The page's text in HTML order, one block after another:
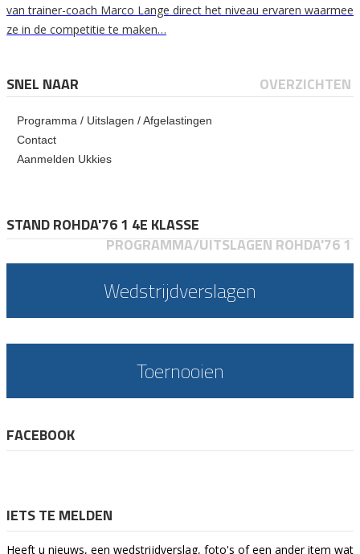
van trainer-coach Marco Lange direct het niveau ervaren waarmee
ze in de competitie te maken…
SNEL NAAR OVERZICHTEN
Programma / Uitslagen / Afgelastingen
Contact
Aanmelden Ukkies
STAND ROHDA'76 1 4E KLASSE
PROGRAMMA/UITSLAGEN ROHDA'76 1
Wedstrijdverslagen
Toernooien
FACEBOOK
IETS TE MELDEN
Heeft u nieuws, een wedstrijdverslag, foto's of een ander item wat